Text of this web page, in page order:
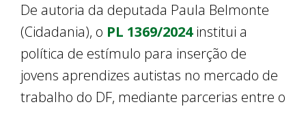
De autoria da deputada Paula Belmonte
(Cidadania), o PL 1369/2024institui a
política de estímulo para inserção de
jovens aprendizes autistas no mercado de
trabalho do DF, mediante parcerias entre o